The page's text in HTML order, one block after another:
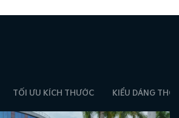
TỐI ƯU KÍCH THƯỚC KIỂU DÁNG